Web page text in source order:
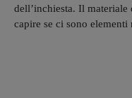
dell’inchiesta. Il
capire se ci sono